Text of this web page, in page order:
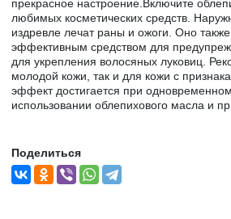
прекрасное настроение.Включите
любимых косметических средств.
издревле лечат раны и ожоги. Оно
эффективным средством для
для укрепления волосяных луковиц.
молодой кожи, так и для кожи с
эффект достигается при
использовании облепихового масла и
Поделиться